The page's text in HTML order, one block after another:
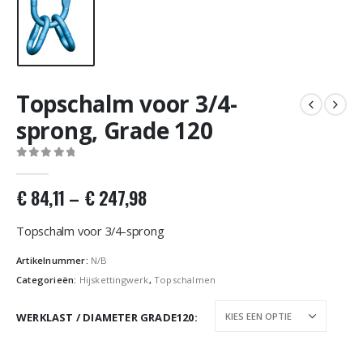
Topschalm voor 3/4-
sprong, Grade 120
€84,11 – €247,98
Topschalm voor 3/4-sprong
Artikelnummer: N/B
Categorieën: Hijskettingwerk,Topschalmen
WERKLAST / DIAMETER GRADE120